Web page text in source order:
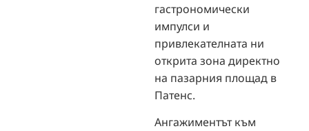
гастрономически
импулси и
привлекателната ни
открита зона директно
на пазарния площад в
Патенс.
Ангажиментът към